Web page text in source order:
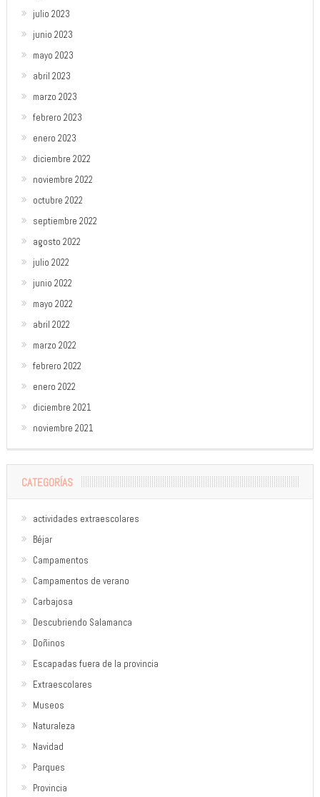
julio 2023
junio 2023
mayo 2023
abril 2023
marzo 2023
febrero 2023
enero 2023
diciembre 2022
noviembre 2022
octubre 2022
septiembre 2022
agosto 2022
julio 2022
junio 2022
mayo 2022
abril 2022
marzo 2022
febrero 2022
enero 2022
diciembre 2021
noviembre 2021
CATEGORÍAS
actividades extraescolares
Béjar
Campamentos
Campamentos de verano
Carbajosa
Descubriendo Salamanca
Doñinos
Escapadas fuera de la provincia
Extraescolares
Museos
Naturaleza
Navidad
Parques
Provincia